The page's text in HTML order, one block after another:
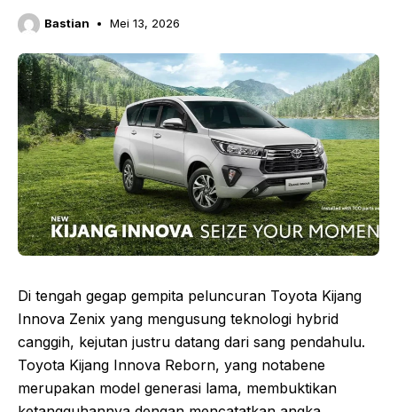
Bastian Mei 13, 2026
Di tengah gegap gempita peluncuran Toyota Kijang
Innova Zenix yang mengusung teknologi hybrid
canggih, kejutan justru datang dari sang pendahulu.
Toyota Kijang Innova Reborn, yang notabene
merupakan model generasi lama, membuktikan